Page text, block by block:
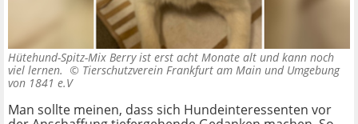
Hütehund-Spitz-Mix Berry ist erst acht Monate alt und kann noch
viel lernen. © Tierschutzverein Frankfurt am Main und Umgebung
von 1841 e.V
Man sollte meinen, dass sich Hundeinteressenten vor